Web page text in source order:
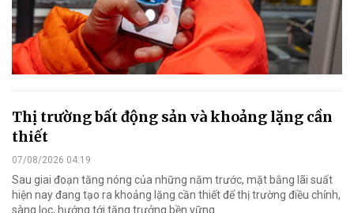
Thị trường bất động sản và khoảng lặng cần
thiết
07/08/2026 04:19
Sau giai đoạn tăng nóng của những năm trước, mặt bằng lãi suất
hiện nay đang tạo ra khoảng lặng cần thiết để thị trường điều chỉnh,
sàng lọc, hướng tới tăng trưởng bền vững.